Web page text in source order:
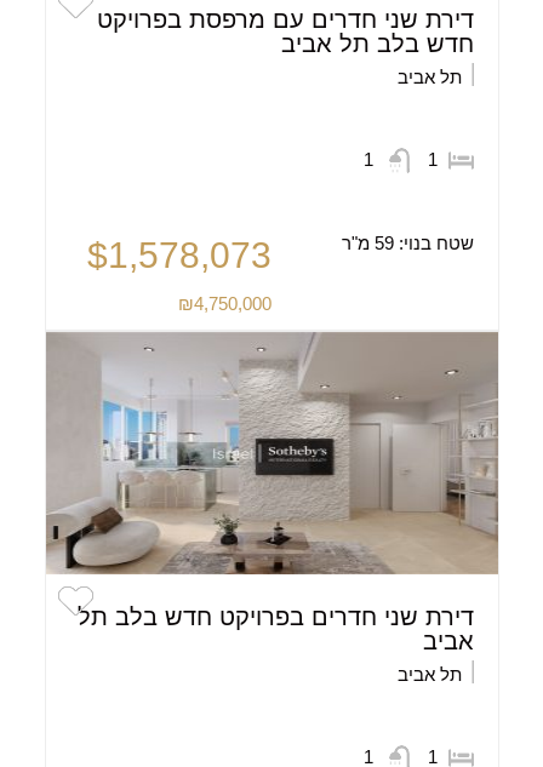
דירת שני חדרים עם מרפסת בפרויקט
חדש בלב תל אביב
תל אביב
1
1
שטח בנוי:59 מ"ר $1,578,073
₪4,750,000
דירת שני חדרים בפרויקט חדש בלב תל
אביב
תל אביב
1
1